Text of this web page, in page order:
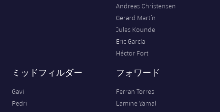
Andreas Christensen
Gerard Martín
Jules Kounde
Eric García
Héctor Fort
ミッドフィルダー
Gavi
Pedri
フォワード
Ferran Torres
Lamine Yamal